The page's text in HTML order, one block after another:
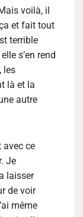
voilà, il
et fait tout
terrible
s’en rend
les
là et la
autre
avec ce
Je
laisser
de voir
même